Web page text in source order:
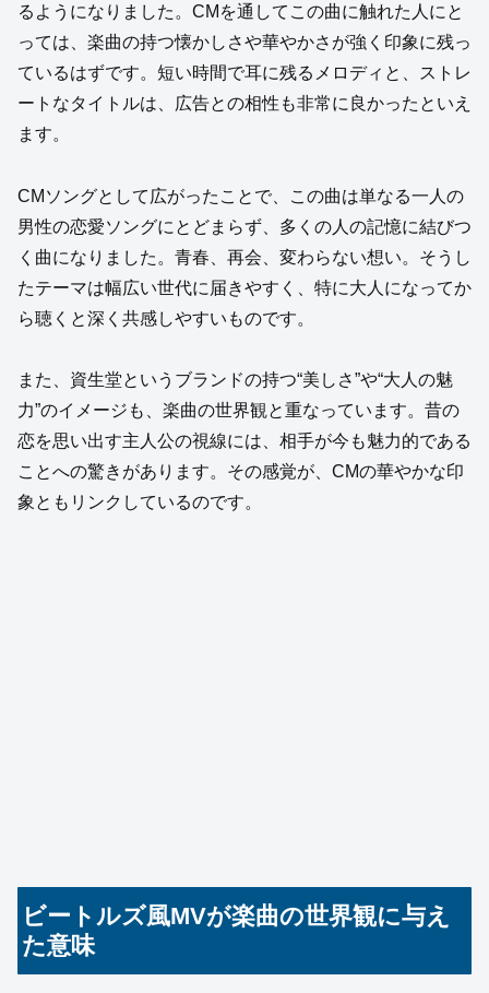
るようになりました。CMを通してこの曲に触れた人にと
っては、楽曲の持つ懐かしさや華やかさが強く印象に残っ
ているはずです。短い時間で耳に残るメロディと、ストレ
ートなタイトルは、広告との相性も非常に良かったといえ
ます。
CMソングとして広がったことで、この曲は単なる一人の
男性の恋愛ソングにとどまらず、多くの人の記憶に結びつ
く曲になりました。青春、再会、変わらない想い。そうし
たテーマは幅広い世代に届きやすく、特に大人になってか
ら聴くと深く共感しやすいものです。
また、資生堂というブランドの持つ“美しさ”や“大人の魅
力”のイメージも、楽曲の世界観と重なっています。昔の
恋を思い出す主人公の視線には、相手が今も魅力的である
ことへの驚きがあります。その感覚が、CMの華やかな印
象ともリンクしているのです。
ビートルズ風MVが楽曲の世界観に与え
た意味